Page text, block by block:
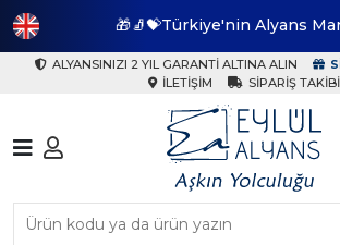
🎁🧦💝Türkiye'nin Alyans
ALYANSINIZI 2 YIL GARANTI ALTINA ALIN
İLETIŞIM
SIPARIŞ TAKIBI